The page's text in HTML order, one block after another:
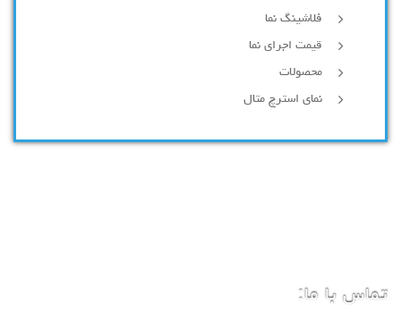
فلاشینگ نما
قیمت اجرای نما
محصولات
نمای استرچ متال
تماس با ما: